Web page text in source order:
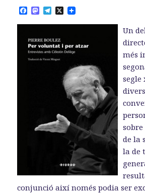
F
c
b
o
o
M
s
o
d
o
T
l
g
r
a
X
Un
més
segle
de la
la de
conjunció així només podia ser